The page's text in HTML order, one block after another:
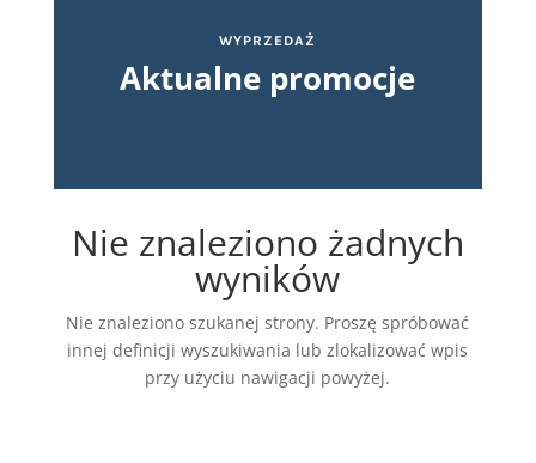
WYPRZEDAŻ
Aktualne promocje
Nie znaleziono żadnych
wyników
Nie znaleziono szukanej strony. Proszę spróbować
innej definicji wyszukiwania lub zlokalizować wpis
przy użyciu nawigacji powyżej.